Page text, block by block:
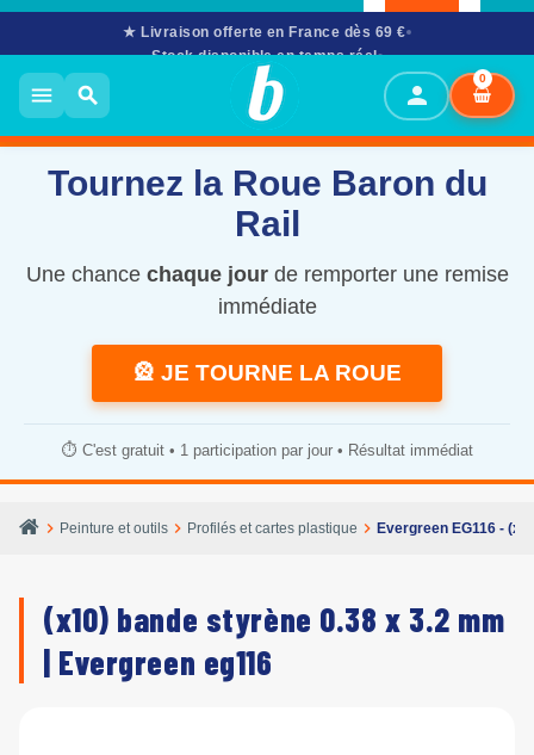
★ Livraison offerte en France dès 69 €
Stock disponible en temps réel
02 61 53 58 90
· Mar–Sam 10h–12h & 14h–17h30
menu search person
0
Tournez la Roue Baron du
Rail
Une chance chaque jourde remporter une remise
immédiate
🎡 JE TOURNE LA ROUE
⏱️ C'est gratuit • 1 participation par jour • Résultat immédiat
chevron_right Peinture et outils chevron_right Profilés et cartes plastique chevron_right Evergreen EG116 -
(x10) bande styrène 0.38 x 3.2 mm
| Evergreen eg116